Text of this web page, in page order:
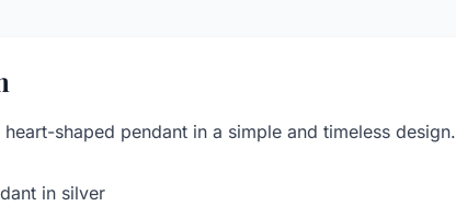
shaped pendant in a simple and timeless design.
in silver